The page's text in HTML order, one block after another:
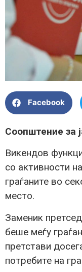
Facebook
Соопштение за
Викендов
со активности
граѓаните во
место.
Заменик
беше меѓу
претстави
потребите на